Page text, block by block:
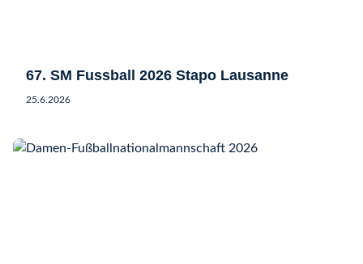
67. SM Fussball 2026 Stapo Lausanne
25.6.2026